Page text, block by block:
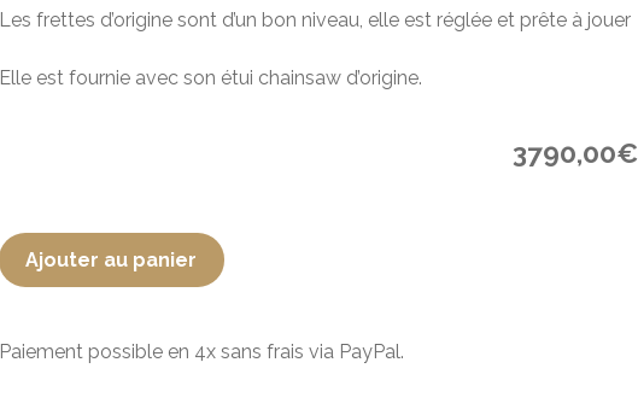
Les frettes d’origine sont d’un bon niveau, elle est réglée et prête à jouer
Elle est fournie avec son étui chainsaw d’origine.
3790,00€
Ajouter au panier
Paiement possible en 4x sans frais via PayPal.